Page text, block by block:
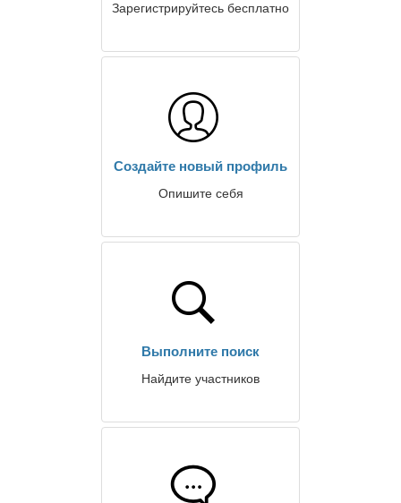
Зарегистрируйтесь бесплатно
Создайте новый профиль
Опишите себя
Выполните поиск
Найдите участников